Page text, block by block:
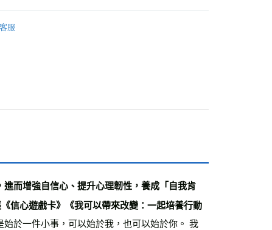
滿NT$499(含以上)免運費
滿NT$799(含以上)免運費
，滿NT$99,999(含以上)免運費
客服
增強自信心、提升心理韌性，養成「自我肯
信心遊戲卡》
《我可以帶來改變：一起培養行動
於一件小事，可以始於我，也可以始於你。 我